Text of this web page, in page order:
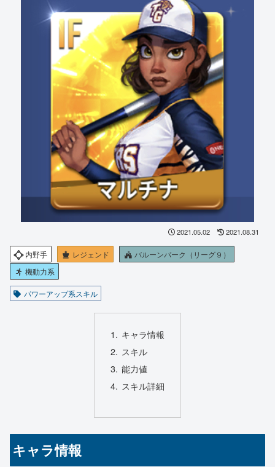
2021.05.02 2021.08.31
内野手 レジェンド
バルーンパーク（リーグ９）
機動力系
パワーアップ系スキル
キャラ情報
スキル
能力値
スキル詳細
キャラ情報